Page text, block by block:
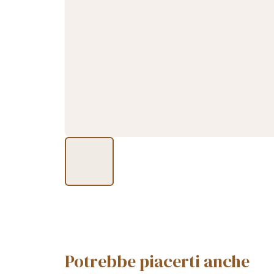
Potrebbe piacerti anche